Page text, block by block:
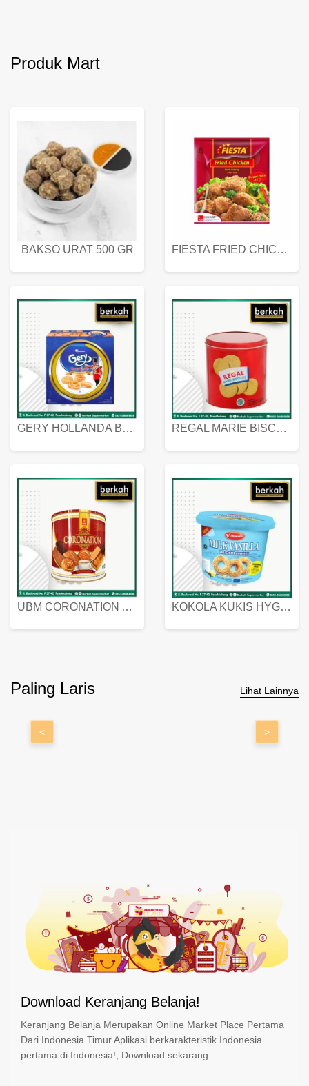
Produk Mart
BAKSO URAT 500 GR FIESTA FRIED CHICKEN 500 GR
GERY HOLLANDA BUTTER COOKIES 450 GRAM REGAL MARIE BISCUIT KALENG 550 GRAM
UBM CORONATION ASSORTED BISKUIT KALENG 450 GRAM KOKOLA KUKIS HYGIENIC MILK VANILLA PACK 320 GR
Paling Laris Lihat Lainnya
< >
Download Keranjang Belanja!
Keranjang Belanja Merupakan Online Market Place Pertama
Dari Indonesia Timur Aplikasi berkarakteristik Indonesia
pertama di Indonesia!, Download sekarang